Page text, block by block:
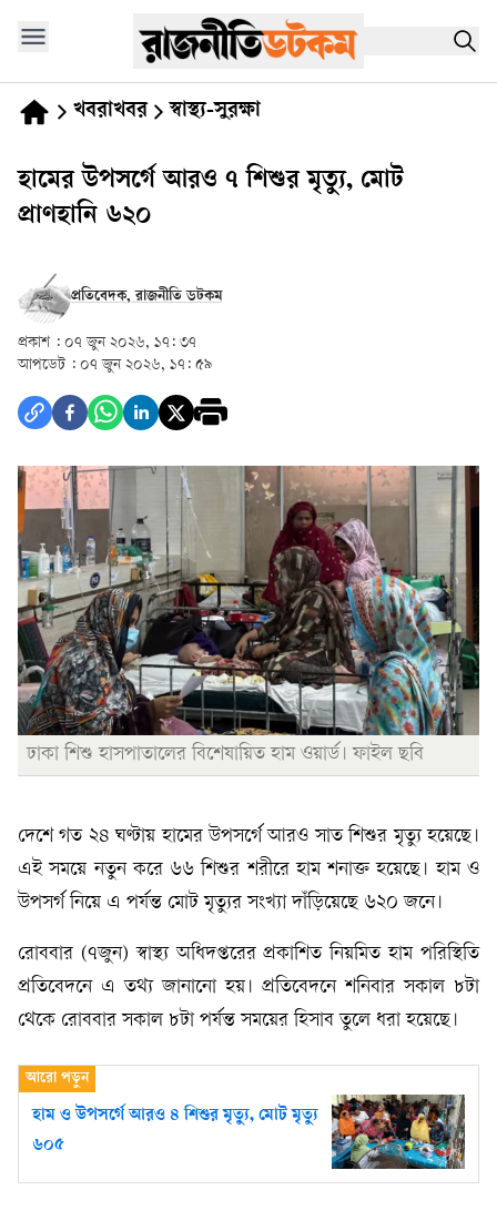
খবরাখবর স্বাস্থ্য-সুরক্ষা
হামের উপসর্গে আরও ৭ শিশুর মৃত্যু, মোট
প্রাণহানি ৬২০
প্রতিবেদক, রাজনীতি ডটকম
প্রকাশ : ০৭ জুন ২০২৬, ১৭: ৩৭
আপডেট : ০৭ জুন ২০২৬, ১৭: ৫৯
ঢাকা শিশু হাসপাতালের বিশেষায়িত হাম ওয়ার্ড। ফাইল ছবি
দেশে গত ২৪ ঘণ্টায় হামের উপসর্গে আরও সাত শিশুর মৃত্যু হয়েছে।
এই সময়ে নতুন করে ৬৬ শিশুর শরীরে হাম শনাক্ত হয়েছে। হাম ও
উপসর্গ নিয়ে এ পর্যন্ত মোট মৃত্যুর সংখ্যা দাঁড়িয়েছে ৬২০ জনে।
রোববার (৭জুন) স্বাস্থ্য অধিদপ্তরের প্রকাশিত নিয়মিত হাম পরিস্থিতি
প্রতিবেদনে এ তথ্য জানানো হয়। প্রতিবেদনে শনিবার সকাল ৮টা
থেকে রোববার সকাল ৮টা পর্যন্ত সময়ের হিসাব তুলে ধরা হয়েছে।
হাম ও উপসর্গে আরও ৪ শিশুর মৃত্যু, মোট মৃত্যু
৬০৫